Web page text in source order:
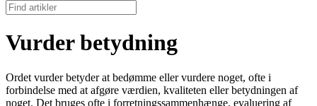
Vurder betydning
Ordet vurder betyder at bedømme eller vurdere noget, ofte i
forbindelse med at afgøre værdien, kvaliteten eller betydningen af
noget. Det bruges ofte i forretningssammenhænge, evaluering af